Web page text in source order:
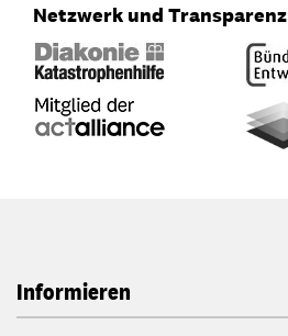
Netzwerk und Transparenz
Informieren